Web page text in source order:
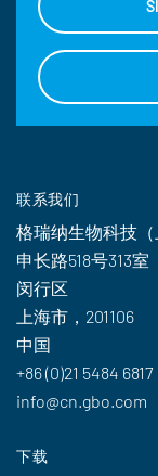
联系我们
格瑞纳生物科技
申长路518号313室
闵行区
上海市，201106
中国
+86 (0)21 5484 6817
info@cn.gbo.com
下载